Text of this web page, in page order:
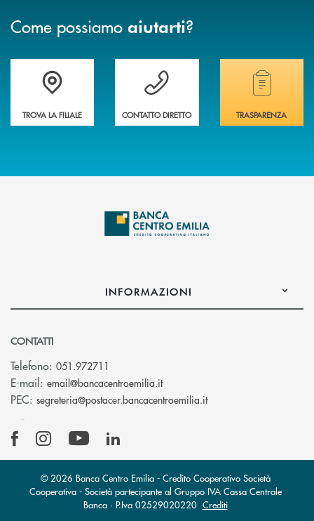
Come possiamo aiutarti?
Accedi all' elenco completo delle filiali
TROVA LA FILIALE
Vuoi avere maggiori informazioni sulla
CONTATTO DIRETTO
Hai bisogno di
TRASPARENZA
INFORMAZIONI
CONTATTI
Telefono: 051.972711
E-mail: email@bancacentroemilia.it(si apre l’app di posta
PEC: segreteria@postacer.bancacentroemilia.it(si apre l’app di
© 2026 Banca Centro Emilia - Credito Cooperativo Società
Cooperativa - Società partecipante al Gruppo IVA Cassa Centrale
Banca · P.Iva 02529020220 Crediti